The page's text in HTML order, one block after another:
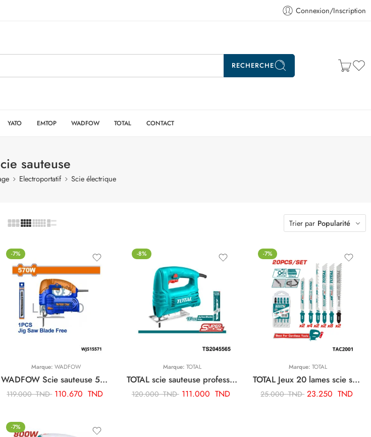
Connexion/Inscription
RECHERCHE
YATO EMTOP WADFOW TOTAL CONTACT
sauteuse
Electroportatif Scie électrique
Trier par Popularité
-7%
Marque:WADFOW
WADFOW Scie sauteuse 570w + 1 lame WJS15571
119.000TND 110.670 TND
-8%
Marque: TOTAL
TOTAL scie sauteuse professionnel 400w TS2045565
120.000TND 111.000 TND
-7%
Marque:TOTAL
TOTAL Jeux 20 lames scie sauteuse TAC2001
25.000TND 23.250 TND
-7%